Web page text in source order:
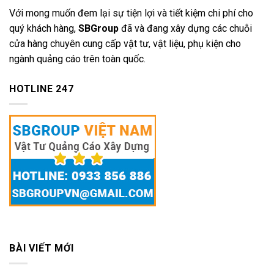
Với mong muốn đem lại sự tiện lợi và tiết kiệm chi phí cho
quý khách hàng, SBGroup đã và đang xây dựng các chuỗi
cửa hàng chuyên cung cấp vật tư, vật liệu, phụ kiện cho
ngành quảng cáo trên toàn quốc.
HOTLINE 247
BÀI VIẾT MỚI